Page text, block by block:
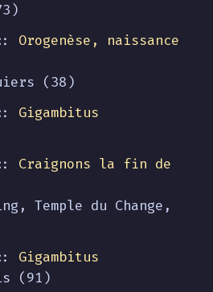
Orogenèse, naissance
(38)
Gigambitus
Craignons la fin de
Temple du Change,
Gigambitus
(91)